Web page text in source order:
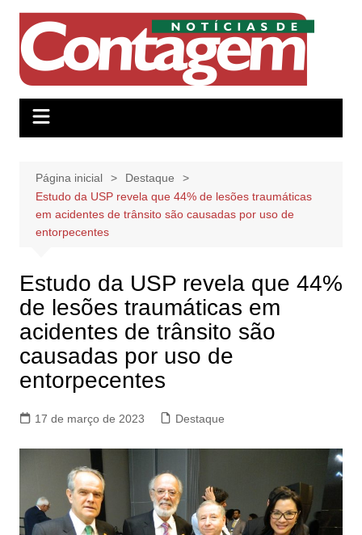
conteúdo
Página inicial
Destaque
Estudo da USP revela que 44% de lesões traumáticas
em acidentes de trânsito são causadas por uso de
entorpecentes
Estudo da USP revela que 44%
de lesões traumáticas em
acidentes de trânsito são
causadas por uso de
entorpecentes
17 de março de 2023 Destaque